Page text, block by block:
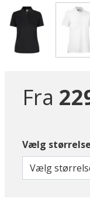
Fra
Vælg størrelse
Vælg